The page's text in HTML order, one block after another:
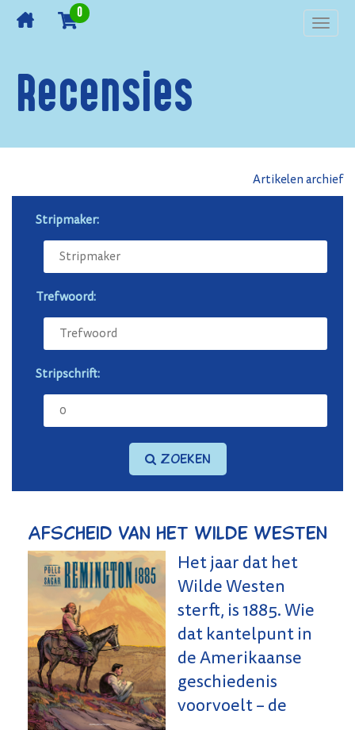
0
Recensies
Artikelen archief
Stripmaker:
Trefwoord:
Stripschrift:
Zoeken
Afscheid van het Wilde Westen
Het jaar dat het
Wilde Westen
sterft, is 1885. Wie
dat kantelpunt in
de Amerikaanse
geschiedenis
voorvoelt – de